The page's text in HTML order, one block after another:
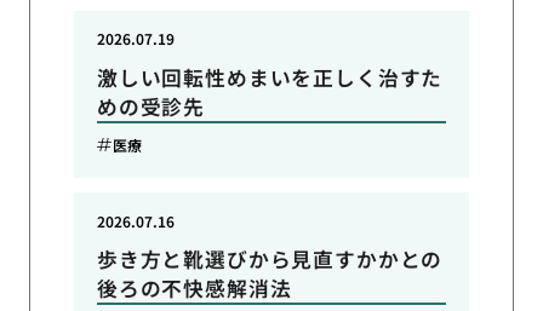
激しい回転性めまいを正しく治すた
めの受診先
2026.07.19
医療
歩き方と靴選びから見直すかかとの
後ろの不快感解消法
2026.07.16